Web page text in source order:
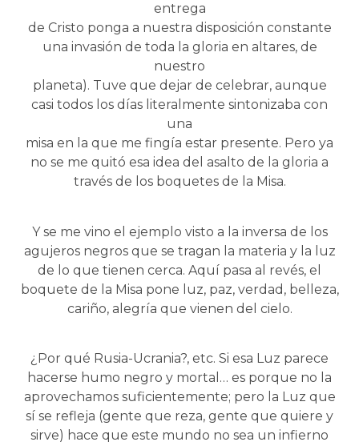
entrega
de Cristo ponga a nuestra disposición constante
una invasión de toda la gloria en altares, de
nuestro
planeta). Tuve que dejar de celebrar, aunque
casi todos los días literalmente sintonizaba con
una
misa en la que me fingía estar presente. Pero ya
no se me quitó esa idea del asalto de la gloria a
través de los boquetes de la Misa.
Y se me vino el ejemplo visto a la inversa de los
agujeros negros que se tragan la materia y la luz
de lo que tienen cerca. Aquí pasa al revés, el
boquete de la Misa pone luz, paz, verdad, belleza,
cariño, alegría que vienen del cielo.
¿Por qué Rusia-Ucrania?, etc. Si esa Luz parece
hacerse humo negro y mortal… es porque no la
aprovechamos suficientemente; pero la Luz que
sí se refleja (gente que reza, gente que quiere y
sirve) hace que este mundo no sea un infierno